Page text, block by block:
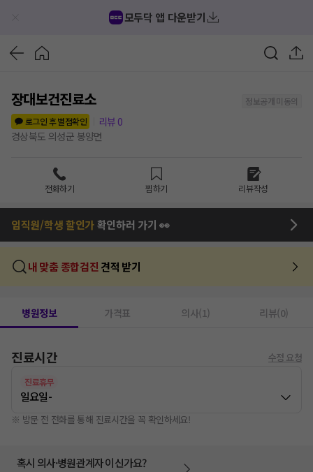
모두닥 앱 다운받기
장대보건진료소
정보공개 미동의
로그인 후 별점확인
리뷰 0
경상북도 의성군 봉양면
전화하기 찜하기 리뷰작성
임직원/학생 할인가확인하러 가기 👀
내 맞춤 종합검진 견적 받기
병원정보 가격표 의사(1) 리뷰(0)
진료시간 수정 요청
진료휴무
일요일-
※ 방문 전 전화를 통해 진료시간을 꼭 확인하세요!
혹시 의사·병원관계자 이신가요?